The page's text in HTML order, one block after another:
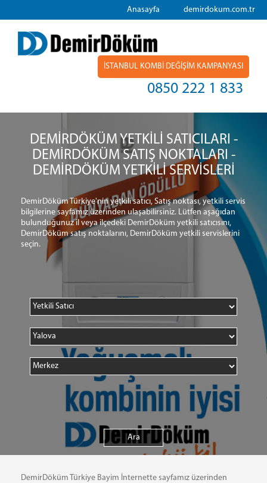
demirdokum.com.tr
Anasayfa
İSTANBUL KOMBİ DEĞİŞİM KAMPANYASI
0850 222 1 833
DEMİRDÖKÜM YETKİLİ SATICILARI -
DEMİRDÖKÜM SATIŞ NOKTALARI -
DEMİRDÖKÜM YETKİLİ SERVİSLERİ
DemirDöküm Türkiye'nin yetkili satıcı, Satış noktası, yetkili servis
bilgilerine sayfamız üzerinden ulaşabilirsiniz. Lütfen aşağıdan
bulunduğunuz il veya ilçedeki DemirDöküm yetkili satıcısını,
DemirDöküm satış noktalarını, DemirDöküm yetkili servislerini
seçin.
DemirDöküm Türkiye Bayim İnternette sayfamız üzerinden